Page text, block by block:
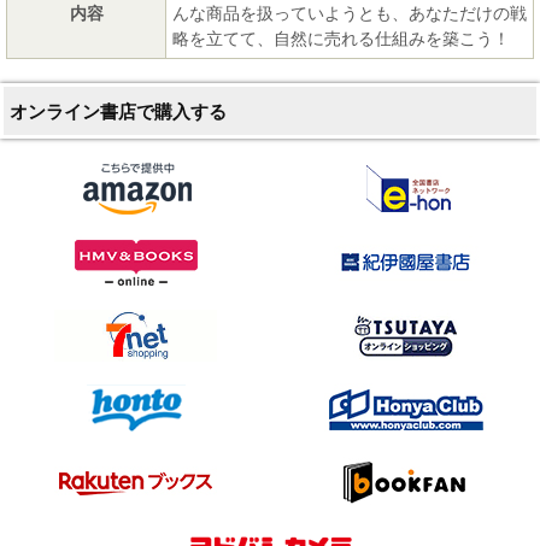
内容
んな商品を扱っていようとも、あなただけの戦
略を立てて、自然に売れる仕組みを築こう！
オンライン書店で購入する